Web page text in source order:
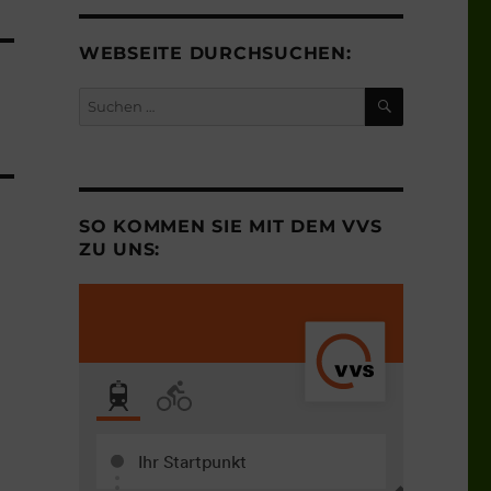
WEBSEITE DURCHSUCHEN:
Suchen
SUCHEN
SO KOMMEN SIE MIT DEM VVS
ZU UNS: